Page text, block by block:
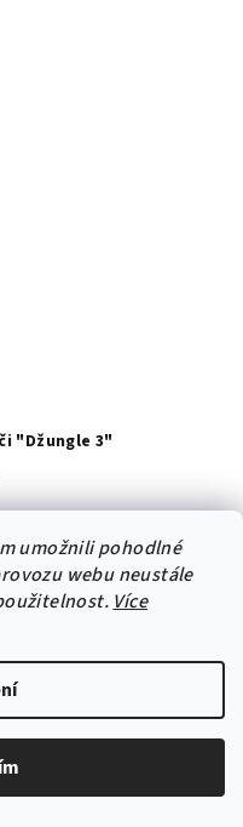
umožnili pohodlné
webu neustále
Více
"Džungle 3"